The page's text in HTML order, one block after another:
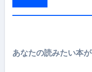
あなたの読みたい本